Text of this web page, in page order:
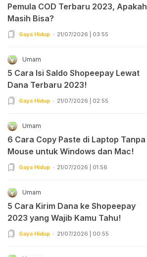
Pemula COD Terbaru 2023, Apakah
Masih Bisa?
Gaya Hidup 21/07/2026 | 03:55
Umam
5 Cara Isi Saldo Shopeepay Lewat
Dana Terbaru 2023!
Gaya Hidup 21/07/2026 | 02:55
Umam
6 Cara Copy Paste di Laptop Tanpa
Mouse untuk Windows dan Mac!
Gaya Hidup 21/07/2026 | 01:56
Umam
5 Cara Kirim Dana ke Shopeepay
2023 yang Wajib Kamu Tahu!
Gaya Hidup 21/07/2026 | 00:55